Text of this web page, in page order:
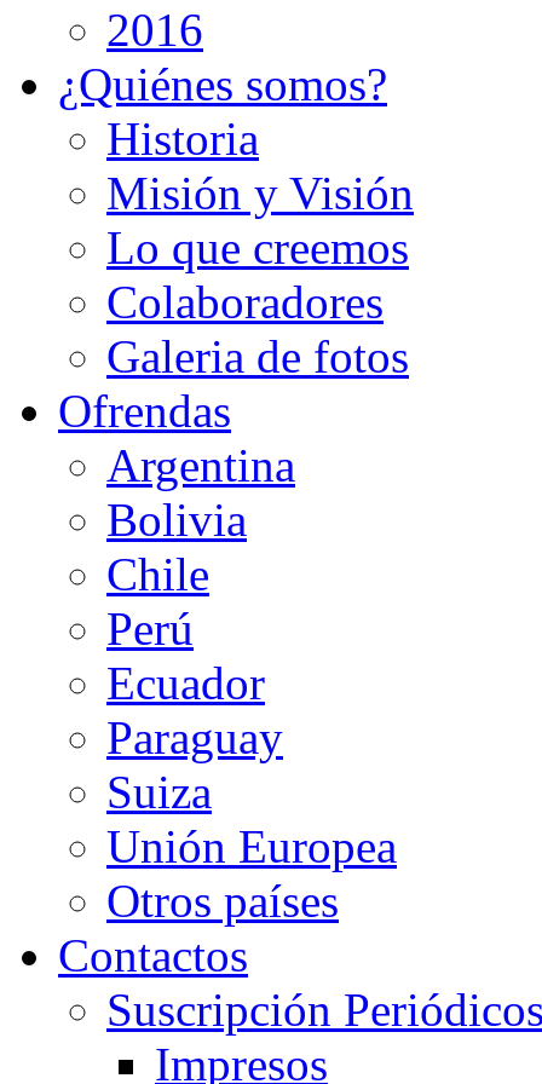
2016
¿Quiénes somos?
Historia
Misión y Visión
Lo que creemos
Colaboradores
Galeria de fotos
Ofrendas
Argentina
Bolivia
Chile
Perú
Ecuador
Paraguay
Suiza
Unión Europea
Otros países
Contactos
Suscripción
Impresos